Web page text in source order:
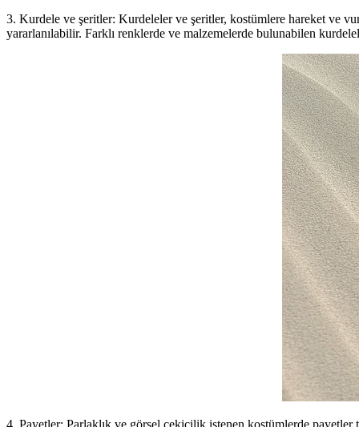
3. Kurdele ve şeritler: Kurdeleler ve şeritler, kostümlere hareket ve
yararlanılabilir. Farklı renklerde ve malzemelerde bulunabilen
4. Payetler: Parlaklık ve görsel çekicilik istenen kostümlerde